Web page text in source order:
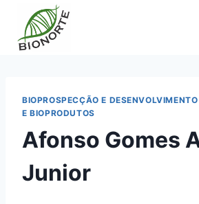
BIOPROSPECÇÃO E
E BIOPRODUTOS
Afonso Gomes
Junior